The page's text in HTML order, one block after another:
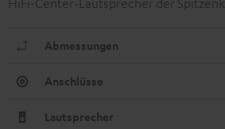
Abmessungen
Anschlüsse
Lautsprecher